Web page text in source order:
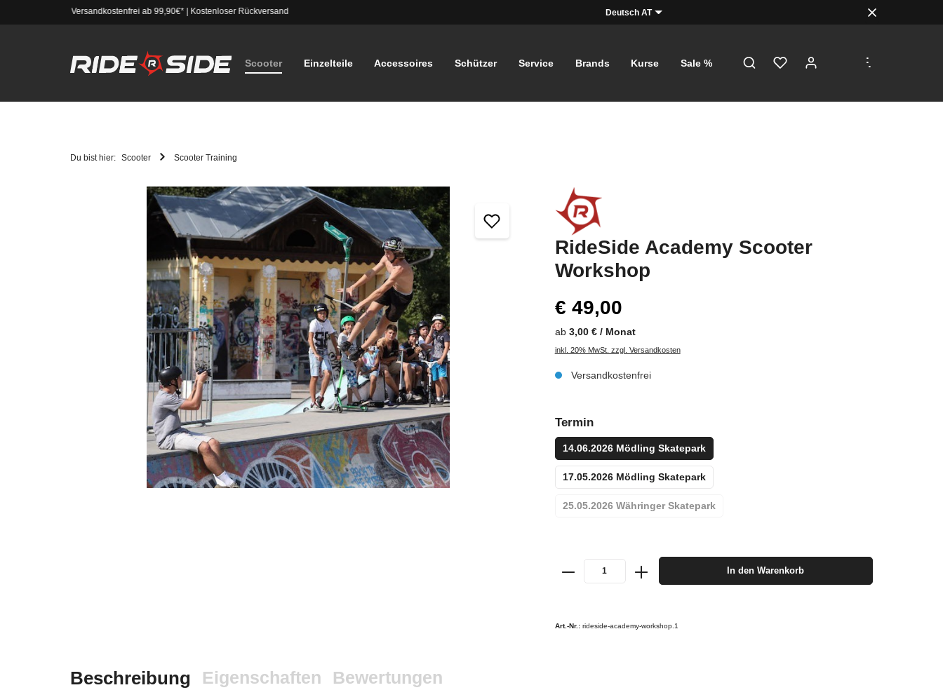
Versandkostenfrei ab 99,90€*| Kostenloser Rückversand Deutsch AT
Scooter Einzelteile Accessoires Schützer Service Brands Kurse Sale %
...
Du bist hier: Scooter Scooter Training
RideSide Academy Scooter
Workshop
€ 49,00
ab 3,00 € / Monat
inkl. 20% MwSt. zzgl. Versandkosten
Versandkostenfrei
Termin
14.06.2026 Mödling Skatepark
17.05.2026 Mödling Skatepark
25.05.2026 Währinger Skatepark
In den Warenkorb
Art.-Nr.: rideside-academy-workshop.1
Beschreibung Eigenschaften Bewertungen